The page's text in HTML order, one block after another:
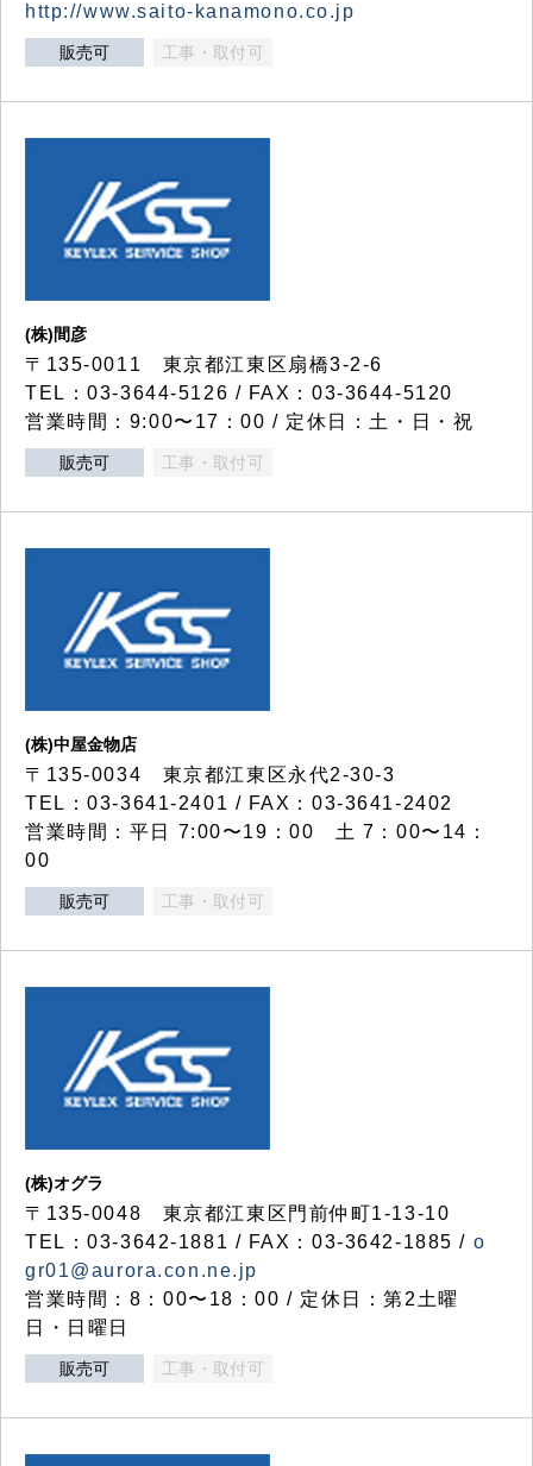
http://www.saito-kanamono.co.jp
販売可 工事・取付可
(株)間彦
〒135-0011 東京都江東区扇橋3-2-6
TEL：03-3644-5126 / FAX：03-3644-5120
営業時間：9:00〜17：00 / 定休日：土・日・祝
販売可 工事・取付可
(株)中屋金物店
〒135-0034 東京都江東区永代2-30-3
TEL：03-3641-2401 / FAX：03-3641-2402
営業時間：平日 7:00〜19：00 土 7：00〜14：
00
販売可 工事・取付可
(株)オグラ
〒135-0048 東京都江東区門前仲町1-13-10
TEL：03-3642-1881 / FAX：03-3642-1885 / o
gr01@aurora.con.ne.jp
営業時間：8：00〜18：00 / 定休日：第2土曜
日・日曜日
販売可 工事・取付可